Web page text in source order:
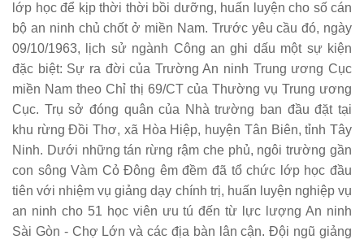
lớp học để kịp thời thời bồi dưỡng, huấn luyện cho số cán
bộ an ninh chủ chốt ở miền Nam. Trước yêu cầu đó, ngày
09/10/1963, lịch sử ngành Công an ghi dấu một sự kiện
đặc biệt: Sự ra đời của Trường An ninh Trung ương Cục
miền Nam theo Chỉ thị 69/CT của Thường vụ Trung ương
Cục. Trụ sở đóng quân của Nhà trường ban đầu đặt tại
khu rừng Đồi Thơ, xã Hòa Hiệp, huyện Tân Biên, tỉnh Tây
Ninh. Dưới những tán rừng rậm che phủ, ngôi trường gần
con sông Vàm Cỏ Đông êm đềm đã tổ chức lớp học đầu
tiên với nhiệm vụ giảng dạy chính trị, huấn luyện nghiệp vụ
an ninh cho 51 học viên ưu tú đến từ lực lượng An ninh
Sài Gòn - Chợ Lớn và các địa bàn lân cận. Đội ngũ giảng